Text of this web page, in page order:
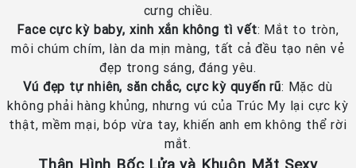
cưng chiều.
Face cực kỳ baby, xinh xắn không tì vết: Mắt to tròn,
môi chúm chím, làn da mịn màng, tất cả đều tạo nên vẻ
đẹp trong sáng, đáng yêu.
Vú đẹp tự nhiên, săn chắc, cực kỳ quyến rũ: Mặc dù
không phải hàng khủng, nhưng vú của Trúc My lại cực kỳ
thật, mềm mại, bóp vừa tay, khiến anh em không thể rời
mắt.
Thân Hình Bốc Lửa và Khuôn Mặt Sexy